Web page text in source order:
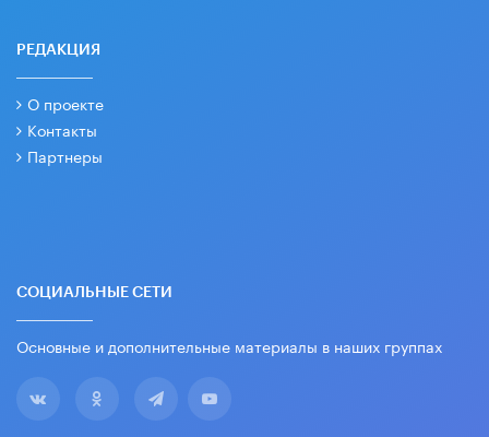
РЕДАКЦИЯ
О проекте
Контакты
Партнеры
СОЦИАЛЬНЫЕ СЕТИ
Основные и дополнительные материалы в наших группах